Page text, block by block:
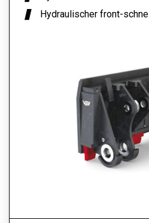
radlader
Hydraulischer front-